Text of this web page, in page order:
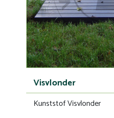
Visvlonder
Kunststof Visvlonder